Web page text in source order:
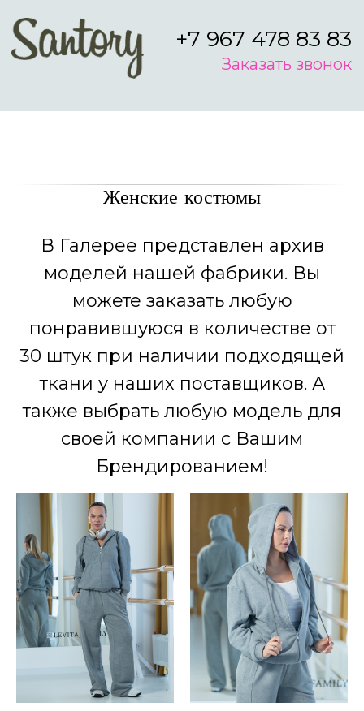
+7 967 478 83 83
Заказать звонок
Женские костюмы
В Галерее представлен архив
моделей нашей фабрики. Вы
можете заказать любую
понравившуюся в количестве от
30 штук при наличии подходящей
ткани у наших поставщиков. А
также выбрать любую модель для
своей компании с Вашим
Брендированием!